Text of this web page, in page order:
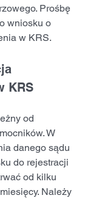
Prośbę
wniosku o
w KRS.
KRS
od
W
danego sądu
do rejestracji
od kilku
Należy